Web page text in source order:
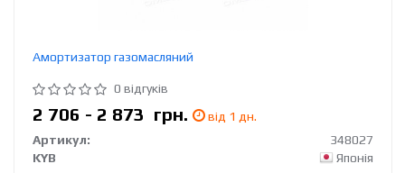
Амортизатор газомасляний
0 відгуків
2 706 - 2 873 грн.
від 1 дн.
Артикул:
348027
KYB
Японія